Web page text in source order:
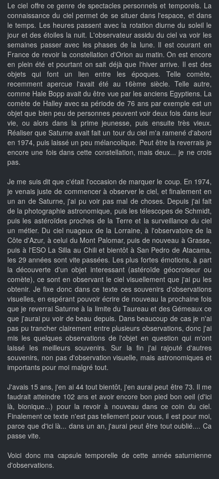
Le ciel offre ce genre de spectacles personnels et temporels. La
connaissance du ciel permet de se situer dans l'espace, et dans
le temps. Les heures passent avec la rotation diurne du soleil le
jour et des étoiles la nuit. L'observateur assidu du ciel va voir les
semaines passer avec les phases de la lune. Il est courant en
France de revoir la constellation d'Orion au matin. On est encore
en plein été et pourtant on sait déjà que l'hiver arrive. Il est des
objets qui font un lien entre les époques. Telle comète,
recemment apercue l'avait été au 16ème siècle. Telle autre,
comme Hale Bopp avait du être vue par les anciens Egyptiens. La
comète de Halley avec sa période de 76 ans par exemple est un
objet que bien peu de personnes peuvent voir deux fois dans leur
vie, ou alors dans la prime jeunesse, puis ensuite très vieux.
Réaliser que Saturne avait fait un tour du ciel m'a ramené d'abord
en 1974, puis laissé un peu mélancolique. Peut être la reverrais je
encore une fois dans cette constellation, mais deux... je ne crois
pas.
Je me suis dit que c'était l'occasion de marquer le coup. En 1974,
je venais juste de commencer à observer le ciel, et finalement en
un an de Saturne, j'ai pu voir pas mal de choses. Depuis j'ai fait
de la photographie astronomique, puis les télescopes de Schmidt,
puis les astéroïdes proches de la Terre et la surveillance du ciel
un métier. Du ciel nuageux de la Lorraine, à l'observatoire de la
Côte d'Azur, à celui du Mont Palomar, puis de nouveau à Grasse,
puis à l'ESO La Silla au Chili et bientôt à San Pedro de Atacama,
les 29 années sont vite passées. Les plus fortes émotions, à part
la découverte d'un objet interessant (astéroïde géocroiseur ou
comète), ce sont en observant le ciel visuellement que j'ai pu les
obtenir. Je fixe donc dans ce texte ces souvenirs d'observations
visuelles, en espérant pouvoir écrire de nouveau la prochaine fois
que je reverrai Saturne à la limite du Taureau et des Gémeaux ce
que j'aurai pu voir de beau depuis. Dans beaucoup de cas je n'ai
pas pu trancher clairement entre plusieurs observations, donc j'ai
mis les quelques observations de l'objet en question qui m'ont
laissé les meilleurs souvenirs. Sur la fin j'ai rajouté d'autres
souvenirs, non pas d'observation visuelle, mais astronomiques et
importants pour moi malgré tout.
J'avais 15 ans, j'en ai 44 tout bientôt, j'en aurai peut être 73. Il me
faudrait atteindre 102 ans et avoir encore bon pied bon oeil (d'ici
là, bionique...) pour la revoir à nouveau dans ce coin du ciel.
Finalement ce texte n'est pas tellement pour vous, il est pour moi,
parce que d'ici là... dans un an, j'aurai peut être tout oublié.... Ca
passe vite.
Voici donc ma capsule temporelle de cette année saturnienne
d'observations.